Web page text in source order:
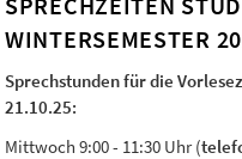
WINTERSEMESTER
Sprechstunden für die
21.10.25:
Mittwoch 9:00 - 11:30 Uhr (